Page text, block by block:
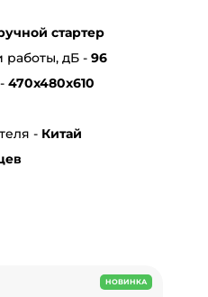
стартер
работы, дБ - 96
470x480x610
- Китай
НОВИНКА